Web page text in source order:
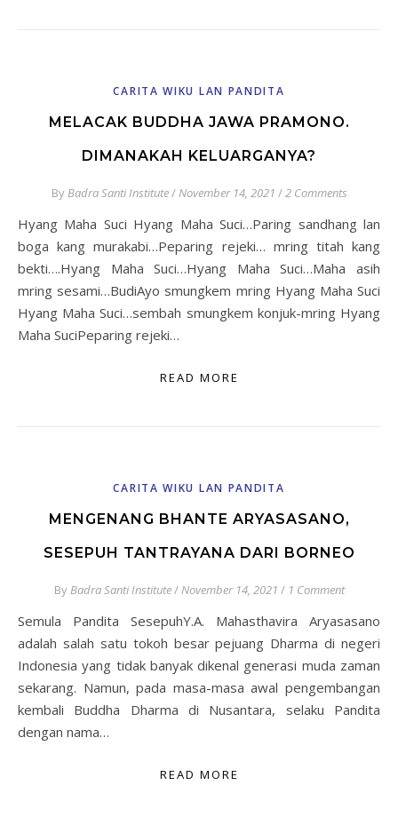
CARITA WIKU LAN PANDITA
MELACAK BUDDHA JAWA PRAMONO.
DIMANAKAH KELUARGANYA?
ByBadra Santi Institute/November 14, 2021 /2 Comments
Hyang Maha Suci Hyang Maha Suci…Paring sandhang lan
boga kang murakabi…Peparing rejeki… mring titah kang
bekti….Hyang Maha Suci…Hyang Maha Suci…Maha asih
mring sesami…BudiAyo smungkem mring Hyang Maha Suci
Hyang Maha Suci…sembah smungkem konjuk-mring Hyang
Maha SuciPeparing rejeki…
READ MORE
CARITA WIKU LAN PANDITA
MENGENANG BHANTE ARYASASANO,
SESEPUH TANTRAYANA DARI BORNEO
ByBadra Santi Institute/November 14, 2021 / 1 Comment
Semula Pandita SesepuhY.A. Mahasthavira Aryasasano
adalah salah satu tokoh besar pejuang Dharma di negeri
Indonesia yang tidak banyak dikenal generasi muda zaman
sekarang. Namun, pada masa-masa awal pengembangan
kembali Buddha Dharma di Nusantara, selaku Pandita
dengan nama…
READ MORE